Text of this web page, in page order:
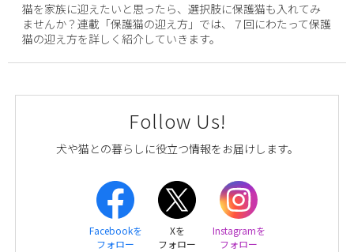
猫を家族に迎えたいと思ったら、選択肢に保護猫も入れてみ
ませんか？連載「保護猫の迎え方」では、７回にわたって保護
猫の迎え方を詳しく紹介していきます。
Follow Us!
犬や猫との暮らしに役立つ情報をお届けします。
Facebookを
フォロー
Xを
フォロー
Instagramを
フォロー